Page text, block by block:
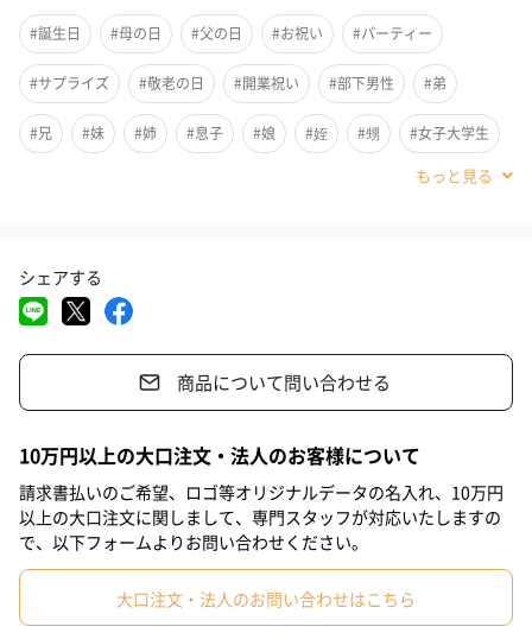
モダンな作りで、お花好きな方へのプレゼントやここぞというと
きのアレンジメントに最適です。使用している花も、蘭やバラな
ど豪華なものを贅沢に使用しています。開店祝いなどに好評をい
ただいており、「パルテール」一押しのアレンジです。
使用する花材
蘭、バラ、その他季節の花を使用してアレンジします。
#誕生日 #母の日 #父の日 #お祝い #パーティー
#サプライズ #敬老の日 #開業祝い #部下男性 #弟
#兄 #妹 #姉 #息子 #娘 #姪 #甥 #女子大学生
#取引先女性
#同僚女性
#父親 #妻
#20代前半 #20代後半 #30代 #40代
シェアする
商品について問い合わせる
10万円以上の大口注文・法人のお客様について
請求書払いのご希望、ロゴ等オリジナルデータの名入れ、10万円
以上の大口注文に関しまして、専門スタッフが対応いたしますの
で、以下フォームよりお問い合わせください。
大口注文・法人のお問い合わせはこちら